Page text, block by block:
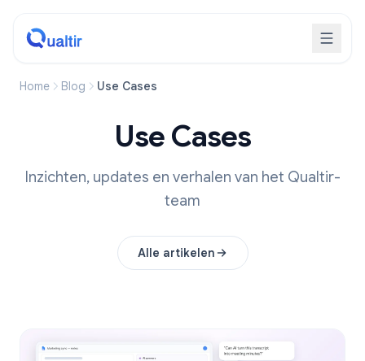
Home Blog Use Cases
Use Cases
Inzichten, updates en verhalen van het Qualtir-
team
Alle artikelen